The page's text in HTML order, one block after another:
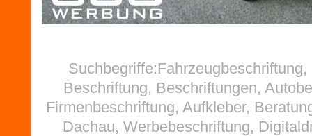
Suchbegriffe:Fahrzeugbeschriftung,
Beschriftung, Beschriftungen,
Firmenbeschriftung, Aufkleber,
Dachau, Werbebeschriftung,